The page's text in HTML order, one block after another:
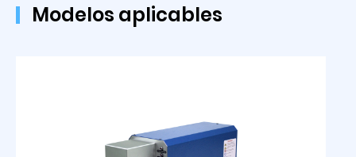
Modelos aplicables